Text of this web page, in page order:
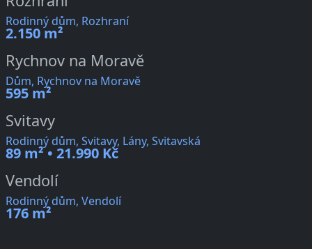
Rodinný dům, Rozhraní
2.150 m²
Rychnov na Moravě
Dům, Rychnov na Moravě
595 m²
Svitavy
Rodinný dům, Svitavy, Lány, Svitavská
89 m² • 21.990 Kč
Vendolí
Rodinný dům, Vendolí
176 m²